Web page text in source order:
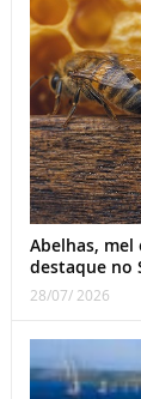
Abelhas,
destaque no
28/07/ 2026